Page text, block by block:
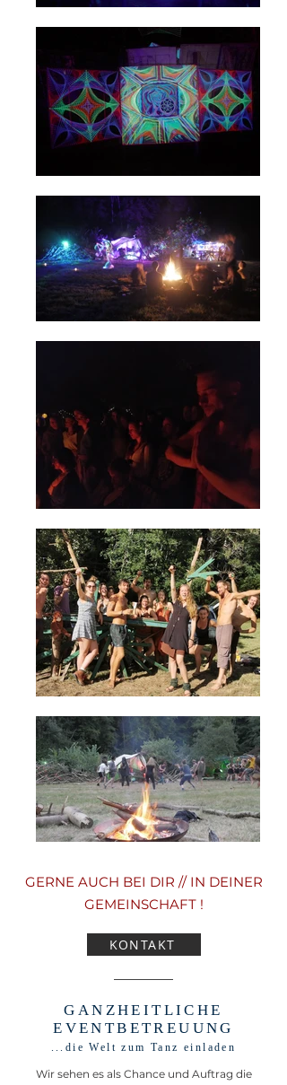
GERNE AUCH BEI DIR // IN DEINER
GEMEINSCHAFT !
KONTAKT
GANZHEITLICHE
EVENTBETREUUNG
...die Welt zum Tanz einladen
Wir sehen es als Chance und Auftrag die